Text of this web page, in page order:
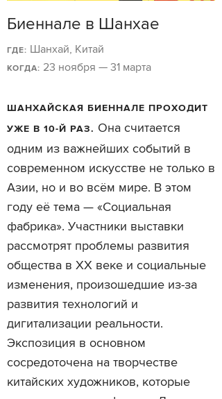
Биеннале в Шанхае
ГДЕ: Шанхай, Китай
КОГДА: 23 ноября — 31 марта
ШАНХАЙСКАЯ БИЕННАЛЕ ПРОХОДИТ
УЖЕ В 10-Й РАЗ. Она считается
одним из важнейших событий в
современном искусстве не только в
Азии, но и во всём мире. В этом
году её тема — «Социальная
фабрика». Участники выставки
рассмотрят проблемы развития
общества в XX веке и социальные
изменения, произошедшие из-за
развития технологий и
дигитализации реальности.
Экспозиция в основном
сосредоточена на творчестве
китайских художников, которые